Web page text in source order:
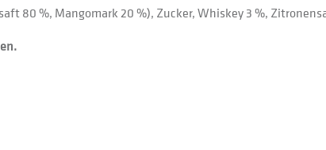
80 %, Mangomark 20 %), Zucker, Whiskey 3 %,